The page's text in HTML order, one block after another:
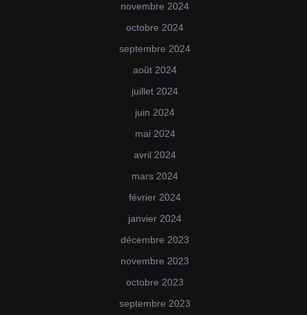
novembre 2024
octobre 2024
septembre 2024
août 2024
juillet 2024
juin 2024
mai 2024
avril 2024
mars 2024
février 2024
janvier 2024
décembre 2023
novembre 2023
octobre 2023
septembre 2023